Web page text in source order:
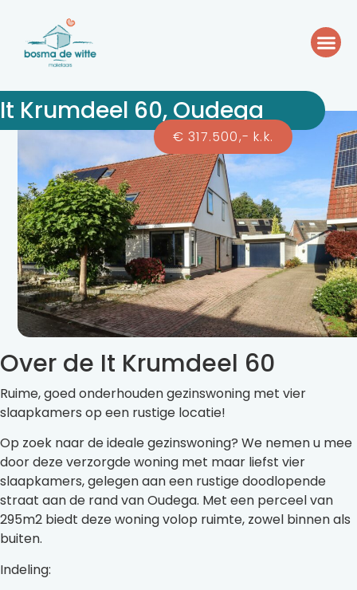
It Krumdeel 60, Oudega
Over de It Krumdeel 60
Ruime, goed onderhouden gezinswoning met vier
slaapkamers op een rustige locatie!
Op zoek naar de ideale gezinswoning? We nemen u mee
door deze verzorgde woning met maar liefst vier
slaapkamers, gelegen aan een rustige doodlopende
straat aan de rand van Oudega. Met een perceel van
295m2 biedt deze woning volop ruimte, zowel binnen als
buiten.
Indeling: